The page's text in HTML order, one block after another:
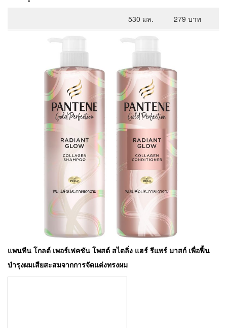
530 มล. 279 บาท
แพนทีน โกลด์ เพอร์เฟคชัน โพสต์ สไตลิ่ง แฮร์ รีแพร์ มาสก์ เพื่อฟื้น
บำรุงผมเสียสะสมจากการจัดแต่งทรงผม